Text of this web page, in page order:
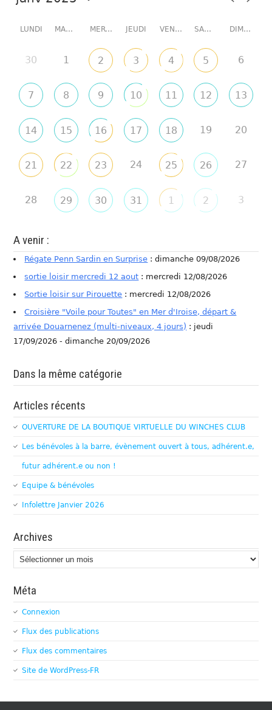
LUNDI MARDI MERCREDI JEUDI VENDREDI SAMEDI DIMANCHE
30 1 2 3 4 5 6
7 8 9 10 11 12 13
14 15 16 17 18 19 20
21 22 23 24 25 26 27
28 29 30 31 1 2 3
A venir :
Régate Penn Sardin en Surprise : dimanche 09/08/2026
sortie loisir mercredi 12 aout : mercredi 12/08/2026
Sortie loisir sur Pirouette : mercredi 12/08/2026
Croisière "Voile pour Toutes" en Mer d'Iroise, départ &
arrivée Douarnenez (multi-niveaux, 4 jours) : jeudi
17/09/2026 - dimanche 20/09/2026
Dans la même catégorie
Articles récents
OUVERTURE DE LA BOUTIQUE VIRTUELLE DU WINCHES CLUB
Les bénévoles à la barre, évènement ouvert à tous, adhérent.e,
futur adhérent.e ou non !
Equipe & bénévoles
Infolettre Janvier 2026
Archives
Archives
Méta
Connexion
Flux des publications
Flux des commentaires
Site de WordPress-FR